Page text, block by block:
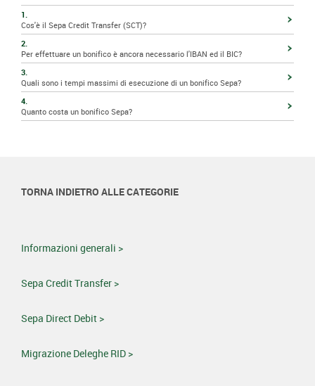
1.
Cos'è il Sepa Credit Transfer (SCT)?
2.
Per effettuare un bonifico è ancora necessario l'IBAN ed il BIC?
3.
Quali sono i tempi massimi di esecuzione di un bonifico Sepa?
4.
Quanto costa un bonifico Sepa?
TORNA INDIETRO ALLE CATEGORIE
Informazioni generali >
Sepa Credit Transfer >
Sepa Direct Debit >
Migrazione Deleghe RID >